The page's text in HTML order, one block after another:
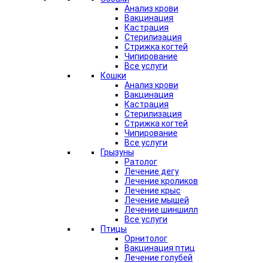
Анализ крови
Вакцинация
Кастрация
Стерилизация
Стрижка когтей
Чипирование
Все услуги
Кошки
Анализ крови
Вакцинация
Кастрация
Стерилизация
Стрижка когтей
Чипирование
Все услуги
Грызуны
Ратолог
Лечение дегу
Лечение кроликов
Лечение крыс
Лечение мышей
Лечение шиншилл
Все услуги
Птицы
Орнитолог
Вакцинация птиц
Лечение голубей